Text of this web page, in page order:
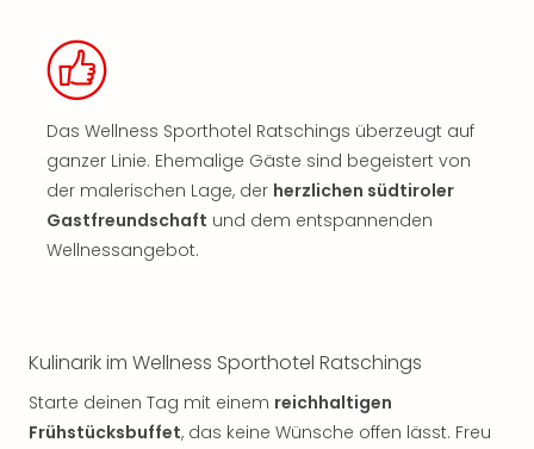
Das Wellness Sporthotel Ratschings überzeugt auf
ganzer Linie. Ehemalige Gäste sind begeistert von
der malerischen Lage, der herzlichen südtiroler
Gastfreundschaft und dem entspannenden
Wellnessangebot.
Kulinarik im Wellness Sporthotel Ratschings
Starte deinen Tag mit einem reichhaltigen
Frühstücksbuffet, das keine Wünsche offen lässt. Freu